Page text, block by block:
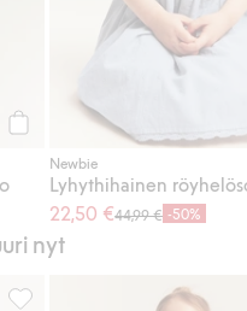
Newbie
22,50 €44,99 € -50%
nyt